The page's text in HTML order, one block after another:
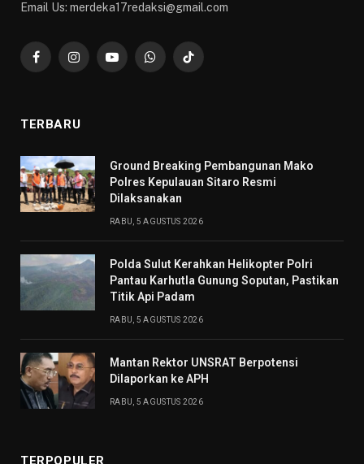
Email Us: merdeka17redaksi@gmail.com
FacebookInstagramYouTubeWhatsAppTikTok
TERBARU
Ground Breaking Pembangunan Mako
Polres Kepulauan Sitaro Resmi
Dilaksanakan
RABU, 5 AGUSTUS 2026
Polda Sulut Kerahkan Helikopter Polri
Pantau Karhutla Gunung Soputan, Pastikan
Titik Api Padam
RABU, 5 AGUSTUS 2026
Mantan Rektor UNSRAT Berpotensi
Dilaporkan ke APH
RABU, 5 AGUSTUS 2026
TERPOPULER